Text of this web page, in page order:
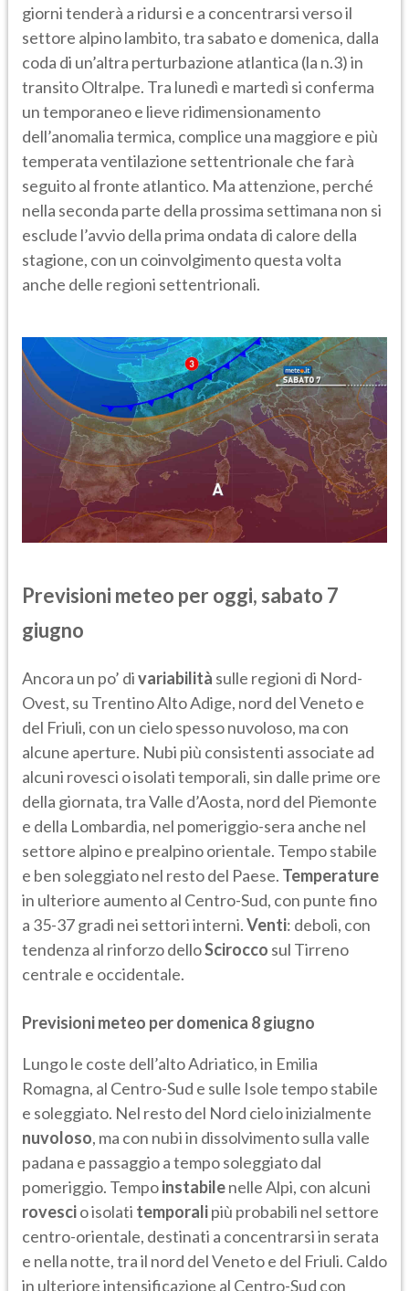
giorni tenderà a ridursi e a concentrarsi verso il
settore alpino lambito, tra sabato e domenica, dalla
coda di un’altra perturbazione atlantica (la n.3) in
transito Oltralpe. Tra lunedì e martedì si conferma
un temporaneo e lieve ridimensionamento
dell’anomalia termica, complice una maggiore e più
temperata ventilazione settentrionale che farà
seguito al fronte atlantico. Ma attenzione, perché
nella seconda parte della prossima settimana non si
esclude l’avvio della prima ondata di calore della
stagione, con un coinvolgimento questa volta
anche delle regioni settentrionali.
Previsioni meteo per oggi, sabato 7
giugno
Ancora un po’ divariabilità sulle regioni di Nord-
Ovest, su Trentino Alto Adige, nord del Veneto e
del Friuli, con un cielo spesso nuvoloso, ma con
alcune aperture. Nubi più consistenti associate ad
alcuni rovesci o isolati temporali, sin dalle prime ore
della giornata, tra Valle d’Aosta, nord del Piemonte
e della Lombardia, nel pomeriggio-sera anche nel
settore alpino e prealpino orientale. Tempo stabile
e ben soleggiato nel resto del Paese. Temperature
in ulteriore aumento al Centro-Sud, con punte fino
a 35-37 gradi nei settori interni.Venti: deboli, con
tendenza al rinforzo delloScirocco sul Tirreno
centrale e occidentale.
Previsioni meteo per domenica 8 giugno
Lungo le coste dell’alto Adriatico, in Emilia
Romagna, al Centro-Sud e sulle Isole tempo stabile
e soleggiato. Nel resto del Nord cielo inizialmente
nuvoloso, ma con nubi in dissolvimento sulla valle
padana e passaggio a tempo soleggiato dal
pomeriggio. Tempoinstabilenelle Alpi, con alcuni
rovescio isolati temporalipiù probabili nel settore
centro-orientale, destinati a concentrarsi in serata
e nella notte, tra il nord del Veneto e del Friuli. Caldo
in ulteriore intensificazione al Centro-Sud con